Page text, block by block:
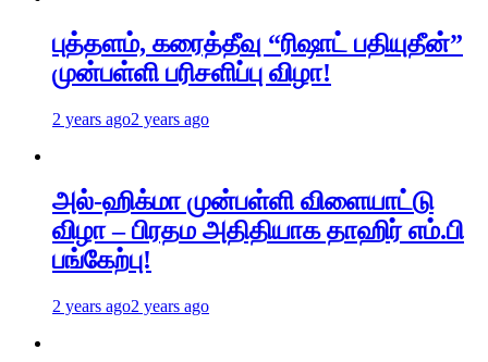
புத்தளம், கரைத்தீவு “ரிஷாட் பதியுதீன்”
முன்பள்ளி பரிசளிப்பு விழா!
2 years ago2 years ago
அல்-ஹிக்மா முன்பள்ளி விளையாட்டு
விழா – பிரதம அதிதியாக தாஹிர் எம்.பி
பங்கேற்பு!
2 years ago2 years ago